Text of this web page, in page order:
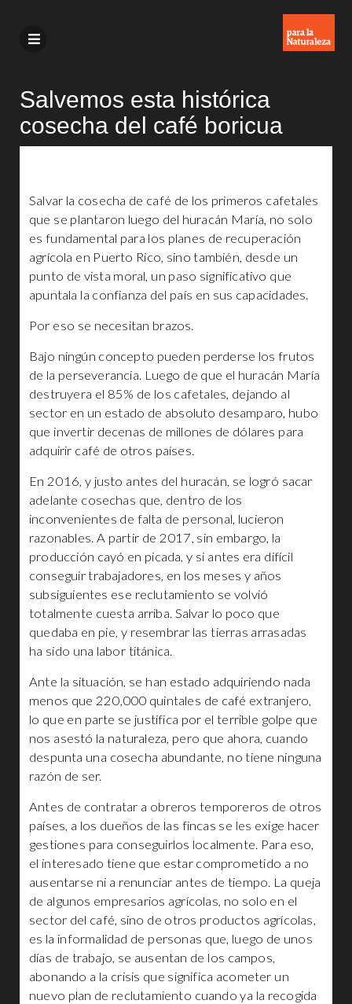
Salvemos esta histórica
cosecha del café boricua
Salvar la cosecha de café de los primeros cafetales
que se plantaron luego del huracán María, no solo
es fundamental para los planes de recuperación
agrícola en Puerto Rico, sino también, desde un
punto de vista moral, un paso significativo que
apuntala la confianza del país en sus capacidades.
Por eso se necesitan brazos.
Bajo ningún concepto pueden perderse los frutos
de la perseverancia. Luego de que el huracán María
destruyera el 85% de los cafetales, dejando al
sector en un estado de absoluto desamparo, hubo
que invertir decenas de millones de dólares para
adquirir café de otros países.
En 2016, y justo antes del huracán, se logró sacar
adelante cosechas que, dentro de los
inconvenientes de falta de personal, lucieron
razonables. A partir de 2017, sin embargo, la
producción cayó en picada, y si antes era difícil
conseguir trabajadores, en los meses y años
subsiguientes ese reclutamiento se volvió
totalmente cuesta arriba. Salvar lo poco que
quedaba en pie, y resembrar las tierras arrasadas
ha sido una labor titánica.
Ante la situación, se han estado adquiriendo nada
menos que 220,000 quintales de café extranjero,
lo que en parte se justifica por el terrible golpe que
nos asestó la naturaleza, pero que ahora, cuando
despunta una cosecha abundante, no tiene ninguna
razón de ser.
Antes de contratar a obreros temporeros de otros
países, a los dueños de las fincas se les exige hacer
gestiones para conseguirlos localmente. Para eso,
el interesado tiene que estar comprometido a no
ausentarse ni a renunciar antes de tiempo. La queja
de algunos empresarios agrícolas, no solo en el
sector del café, sino de otros productos agrícolas,
es la informalidad de personas que, luego de unos
días de trabajo, se ausentan de los campos,
abonando a la crisis que significa acometer un
nuevo plan de reclutamiento cuando ya la recogida